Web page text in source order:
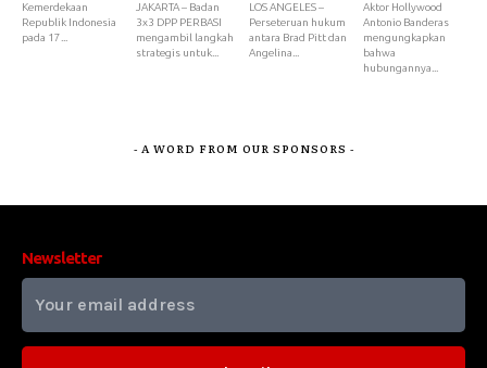
Kemerdekaan
Republik Indonesia
pada 17...
JAKARTA – Badan
3x3 DPP PERBASI
mengambil langkah
strategis untuk...
LOS ANGELES –
Perseteruan hukum
antara Brad Pitt dan
Angelina...
Aktor Hollywood
Antonio Banderas
mengungkapkan
bahwa
hubungannya...
- A WORD FROM OUR SPONSORS -
Newsletter